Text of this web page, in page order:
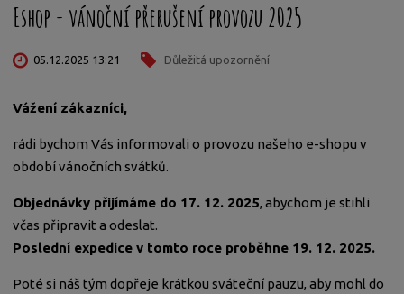
t
a
a
Eshop - vánoční přerušení provozu 2025
05.12.2025 13:21 Důležitá upozornění
Vážení zákazníci,
rádi bychom Vás informovali o provozu našeho e-shopu v
období vánočních svátků.
Objednávky přijímáme do 17. 12. 2025, abychom je stihli
včas připravit a odeslat.
Poslední expedice v tomto roce proběhne 19. 12. 2025.
Poté si náš tým dopřeje krátkou sváteční pauzu, aby mohl do